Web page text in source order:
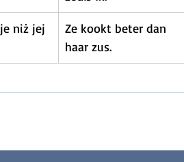
niż jej
Ze kookt beter dan
haar zus.